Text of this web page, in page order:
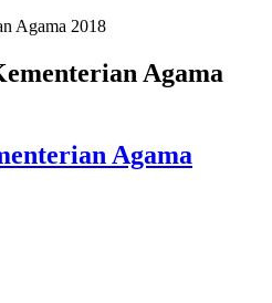
Agama
Agama